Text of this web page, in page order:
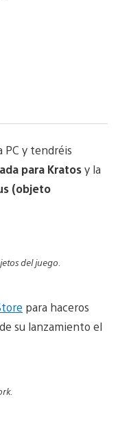
PC y tendréis
para Kratosy la
(objeto
del juego.
para haceros
su lanzamiento el